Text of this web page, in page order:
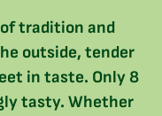
tradition and
outside, tender
in taste. Only 8
tasty. Whether